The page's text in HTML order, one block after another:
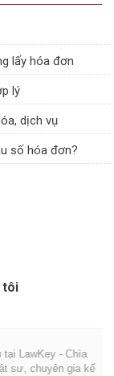
lấy hóa đơn
lý
dịch vụ
số hóa đơn?
tôi
- Chìa
chuyên gia kế